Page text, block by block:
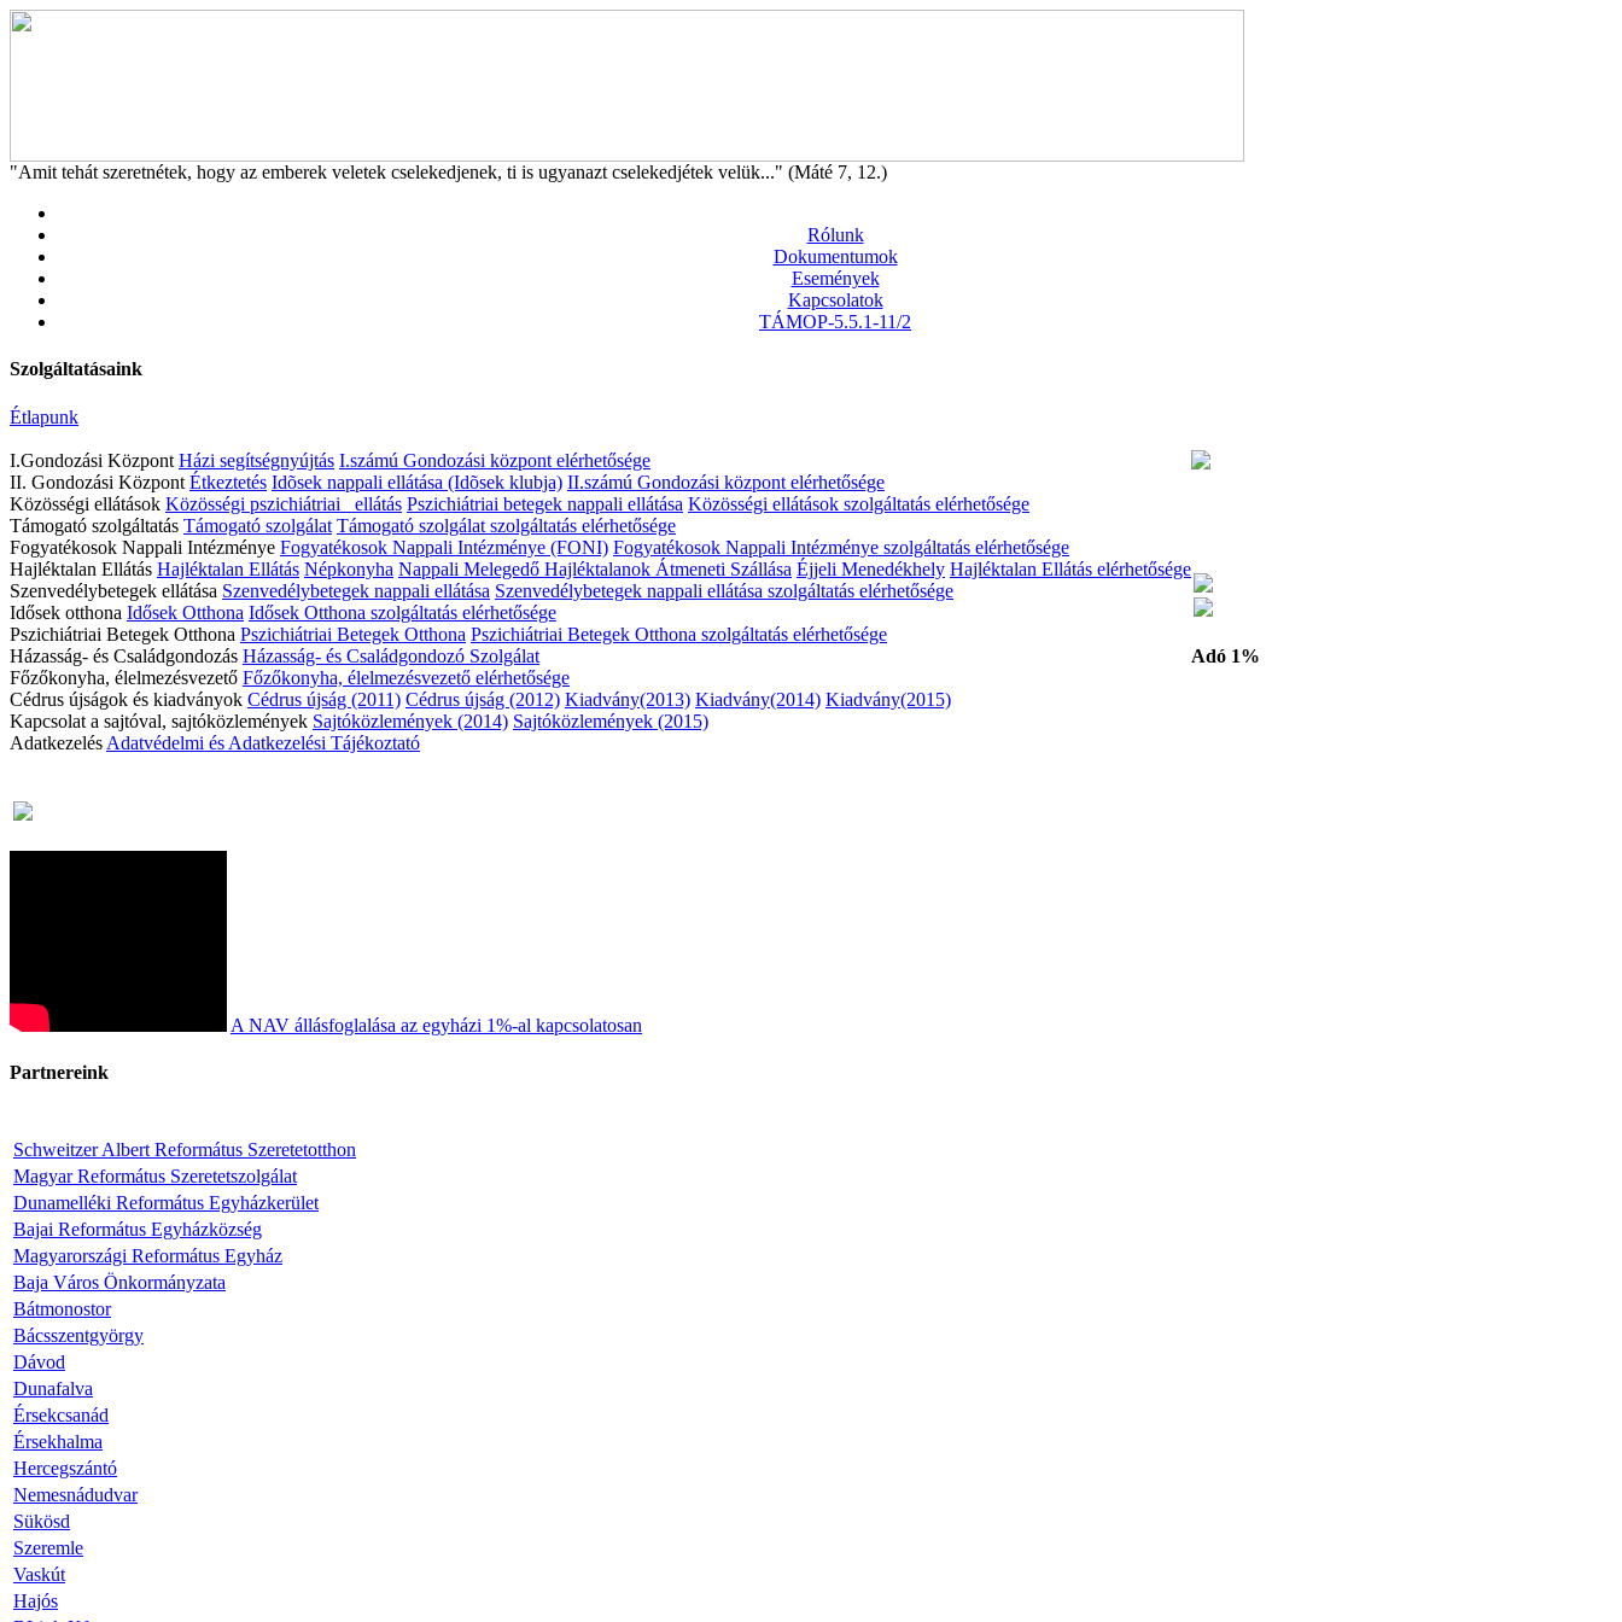
"Amit tehát szeretnétek, hogy az emberek veletek cselekedjenek, ti is ugyanazt cselekedjétek velük..." (Máté 7, 12.)
Rólunk
Dokumentumok
Események
Kapcsolatok
TÁMOP-5.5.1-11/2
Szolgáltatásaink
Étlapunk
I.Gondozási Központ Házi segítségnyújtás I.számú Gondozási központ elérhetősége
II. Gondozási Központ Étkeztetés Idõsek nappali ellátása (Idõsek klubja) II.számú Gondozási központ elérhetősége
Közösségi ellátások Közösségi pszichiátriai ellátás Pszichiátriai betegek nappali ellátása Közösségi ellátások szolgáltatás elérhetősége
Támogató szolgáltatás Támogató szolgálat Támogató szolgálat szolgáltatás elérhetősége
Fogyatékosok Nappali Intézménye Fogyatékosok Nappali Intézménye (FONI) Fogyatékosok Nappali Intézménye szolgáltatás elérhetősége
Hajléktalan Ellátás Hajléktalan Ellátás Népkonyha Nappali Melegedő Hajléktalanok Átmeneti Szállása Éjjeli Menedékhely Hajléktalan Ellátás elérhetősége
Szenvedélybetegek ellátása Szenvedélybetegek nappali ellátása Szenvedélybetegek nappali ellátása szolgáltatás elérhetősége
Idősek otthona Idősek Otthona Idősek Otthona szolgáltatás elérhetősége
Pszichiátriai Betegek Otthona Pszichiátriai Betegek Otthona Pszichiátriai Betegek Otthona szolgáltatás elérhetősége
Házasság- és Családgondozás Házasság- és Családgondozó Szolgálat
Főzőkonyha, élelmezésvezető Főzőkonyha, élelmezésvezető elérhetősége
Cédrus újságok és kiadványok Cédrus újság (2011) Cédrus újság (2012) Kiadvány(2013) Kiadvány(2014) Kiadvány(2015)
Kapcsolat a sajtóval, sajtóközlemények Sajtóközlemények (2014) Sajtóközlemények (2015)
Adatkezelés Adatvédelmi és Adatkezelési Tájékoztató
Adó 1%
A NAV állásfoglalása az egyházi 1%-al kapcsolatosan
Partnereink
Schweitzer Albert Református Szeretetotthon
Magyar Református Szeretetszolgálat
Dunamelléki Református Egyházkerület
Bajai Református Egyházközség
Magyarországi Református Egyház
Baja Város Önkormányzata
Bátmonostor
Bácsszentgyörgy
Dávod
Dunafalva
Érsekcsanád
Érsekhalma
Hercegszántó
Nemesnádudvar
Sükösd
Szeremle
Vaskút
Hajós